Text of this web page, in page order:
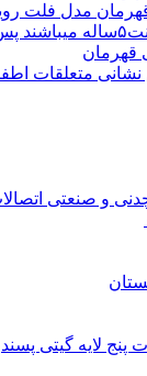
مدل فلت
میشوند
قهرمان
اطفا حریق اریا
و صنعتی
پنج لایه گیتی پسند